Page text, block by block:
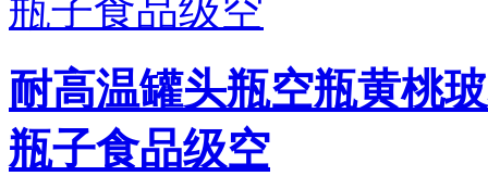
耐高温罐头瓶空瓶黄桃
瓶子食品级空